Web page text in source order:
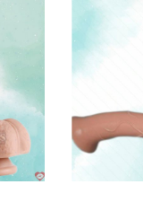
hảo cho
những
gắn tường
dương vật giả
Shop cam kết
hoặc ghé